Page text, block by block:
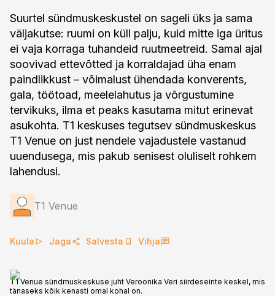
Suurtel sündmuskeskustel on sageli üks ja sama
väljakutse: ruumi on küll palju, kuid mitte iga üritus
ei vaja korraga tuhandeid ruutmeetreid. Samal ajal
soovivad ettevõtted ja korraldajad üha enam
paindlikkust – võimalust ühendada konverents,
gala, töötoad, meelelahutus ja võrgustumine
tervikuks, ilma et peaks kasutama mitut erinevat
asukohta. T1 keskuses tegutsev sündmuskeskus
T1 Venue on just nendele vajadustele vastanud
uuendusega, mis pakub senisest oluliselt rohkem
lahendusi.
T1 Venue
Kuula Jaga Salvesta Vihja
T1 Venue sündmuskeskuse juht Veroonika Veri siirdeseinte keskel, mis
tänaseks kõik kenasti omal kohal on.